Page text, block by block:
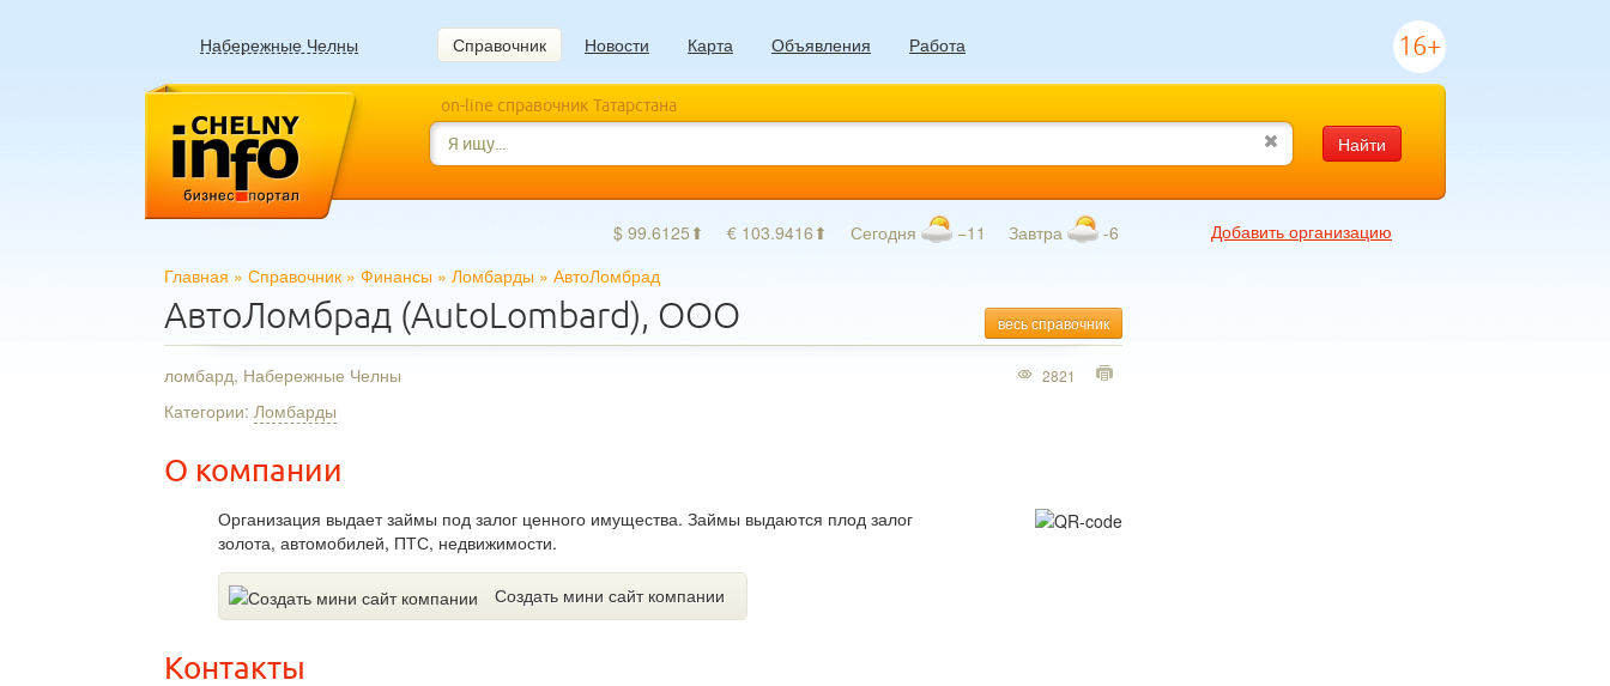
Набережные Челны Справочник Новости Карта Объявления Работа 16+
on-line справочник Татарстана
Найти
$ 99.6125⬆ € 103.9416⬆ Сегодня −11 Завтра -6
Добавить организацию
Главная » Справочник » Финансы » Ломбарды » АвтоЛомбрад
весь справочник
АвтоЛомбрад (AutoLombard), ООО
ломбард, Набережные Челны
Категории: Ломбарды
О компании
Организация выдает займы под залог ценного имущества. Займы выдаются плод залог
золота, автомобилей, ПТС, недвижимости.
Создать мини сайт компании
2821
Контакты